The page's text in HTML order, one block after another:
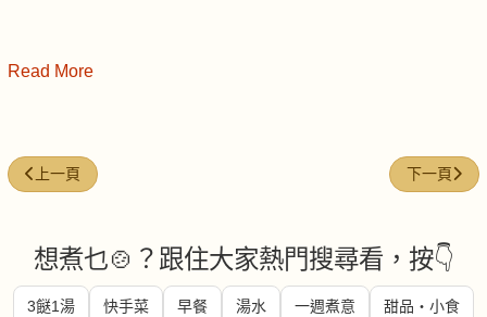
Read More
上一篇文章: 一天一菠蘿
上一頁 下一篇文章
下一頁
想煮乜🍲？跟住大家熱門搜尋看，按👇
3餸1湯 快手菜 早餐 湯水 一週煮意 甜品・小食